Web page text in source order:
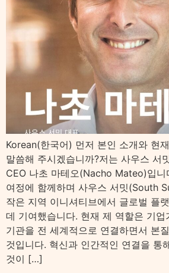
Korean(한국어) 먼저 본인 소개와 현
말씀해 주시겠습니까?저는 사우스 서
CEO 나초 마테오(Nacho Mateo)입니
여정에 함께하며 사우스 서밋(South
작은 지역 이니셔티브에서 글로벌 플
데 기여했습니다. 현재 제 역할은 기업
기관을 전 세계적으로 연결하면서 본
것입니다. 혁신과 인간적인 연결을 통
것이 […]